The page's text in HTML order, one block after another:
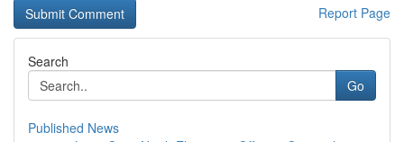
Report Page
Search
Go
Published News